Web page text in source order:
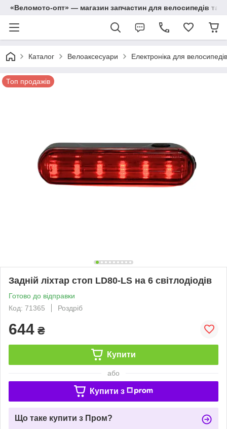
«Веломото-опт» — магазин запчастин для велосипедів та
Каталог Велоаксесуари Електроніка для велосипедів
Топ продажів
Задній ліхтар стоп LD80-LS на 6 світлодіодів
Готово до відправки
Код: 71365
Роздріб
644 ₴
Купити
або
Купити з
Що таке купити з Пром?